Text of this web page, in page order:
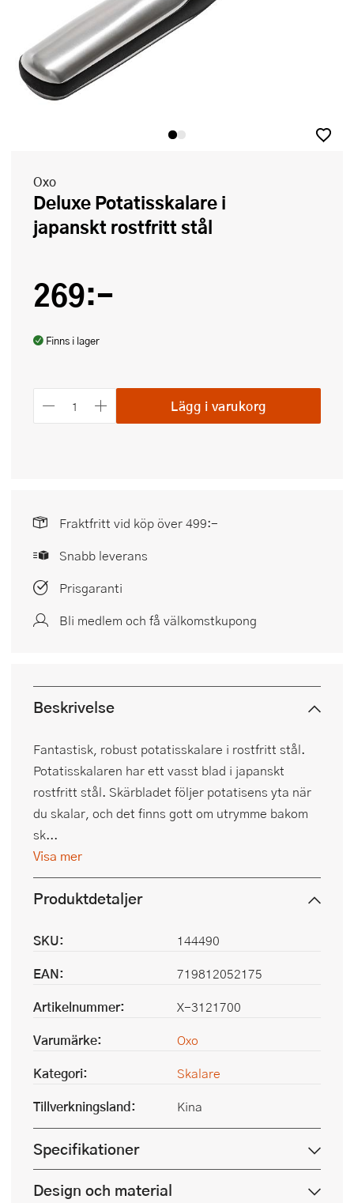
Oxo
Deluxe Potatisskalare i
japanskt rostfritt stål
269:-
Finns i lager
Lägg i varukorg
Fraktfritt vid köp över 499:-
Snabb leverans
Prisgaranti
Bli medlem och få välkomstkupong
Beskrivelse
Fantastisk, robust potatisskalare i rostfritt stål.
Potatisskalaren har ett vasst blad i japanskt
rostfritt stål. Skärbladet följer potatisens yta när
du skalar, och det finns gott om utrymme bakom
sk...
Visa mer
Produktdetaljer
SKU:
144490
EAN:
719812052175
Artikelnummer:
X-3121700
Varumärke:
Oxo
Kategori:
Skalare
Tillverkningsland:
Kina
Specifikationer
Design och material